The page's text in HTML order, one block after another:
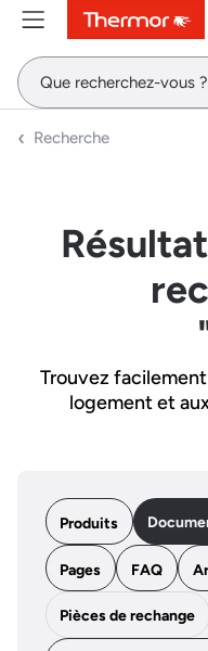
ContenuMenu
Recherche
Trouvez
logement et
Produits
Pages FAQ
Pièces de rechange